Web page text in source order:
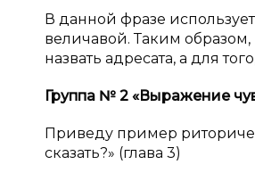
В данной фразе
величавой. Таким
назвать адресата, а для
Группа № 2 «Выражение
Приведу пример
сказать?» (глава 3)